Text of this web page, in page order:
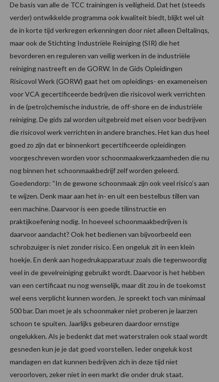
De basis van alle de TCC trainingen is veiligheid. Dat het (steeds
verder) ontwikkelde programma ook kwaliteit biedt, blijkt wel uit
de in korte tijd verkregen erkenningen door niet alleen Deltalinqs,
maar ook de Stichting Industriële Reiniging (SIR) die het
bevorderen en reguleren van veilig werken in de industriële
reiniging nastreeft en de GORW. In de Gids Opleidingen
Risicovol Werk (GORW) gaat het om opleidings- en exameneisen
voor VCA gecertificeerde bedrijven die risicovol werk verrichten
in de (petro)chemische industrie, de off-shore en de industriële
reiniging. De gids zal worden uitgebreid met eisen voor bedrijven
die risicovol werk verrichten in andere branches. Het kan dus heel
goed zo zijn dat er binnenkort gecertificeerde opleidingen
voorgeschreven worden voor schoonmaakwerkzaamheden die nu
nog binnen het schoonmaakbedrijf zelf worden geleerd.
Goedendorp: “In de gewone schoonmaak zijn ook veel risico’s aan
te wijzen. Denk maar aan het in- en uit een bestelbus tillen van
een machine. Daarvoor is een goede tilinstructie en
praktijkoefening nodig. In hoeveel schoonmaakbedrijven is
daarvoor aandacht? Ook het bedienen van bijvoorbeeld een
schrobzuiger is niet zonder risico. Een ongeluk zit in een klein
hoekje. En denk aan hogedrukapparatuur zoals die tegenwoordig
veel in de gevelreiniging gebruikt wordt. Daarvoor is het hebben
van een certificaat nu nog wenselijk, maar dit zou in de toekomst
wel eens verplicht kunnen worden. Je spreekt toch van minimaal
500 bar. Dan moet je als schoonmaker niet proberen je laarzen
schoon te spuiten. Jaarlijks gebeuren daardoor ernstige
ongelukken. Als je bedenkt dat met waterstralen ook staal wordt
gesneden kun je je dat goed voorstellen. Ieder ongeluk kost
mandagen en dat kunnen bedrijven zich in deze tijd niet
veroorloven, zeker niet in een markt die onder druk staat.